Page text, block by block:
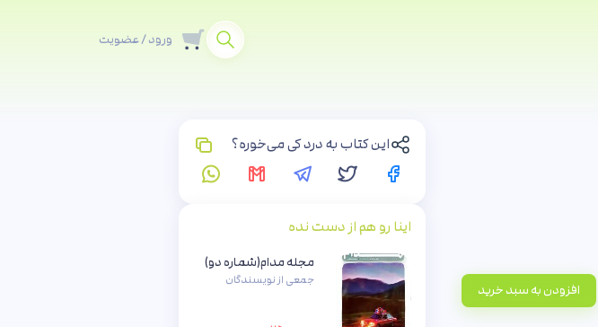
ورود / عضویت
افزودن به سبد خرید
این کتاب به درد کی می‌خوره؟
اینا رو هم از دست نده
مجله مدام(شماره دو)
جمعی از نویسندگان